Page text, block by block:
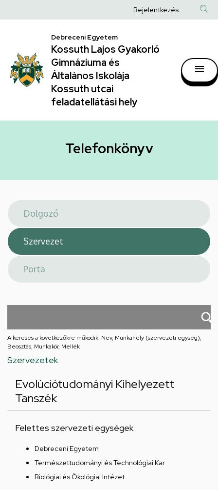
|
Kossuth
Lajos
Gyakorló
Gimnáziuma
Általános
hely
a
Anonim
fiók
Bejelentkezés
Debreceni Egyetem
Kossuth Lajos Gyakorló
Gimnáziuma és
Általános Iskolája
Kossuth utcai
feladatellátási hely
Telefonkönyv
A keresés a következőkre működik: Név, Munkahely (szervezeti egység),
Beosztás, Munkakör, Mellék
Szervezetek
Evolúciótudományi Kihelyezett
Tanszék
Felettes szervezeti egységek
Debreceni Egyetem
Természettudományi és Technológiai Kar
Biológiai és Ökológiai Intézet